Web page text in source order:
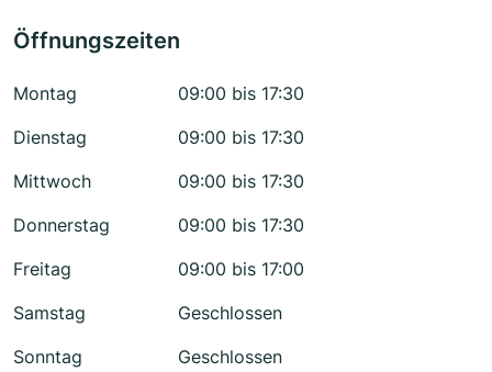
Öffnungszeiten
Montag
09:00 bis 17:30
Dienstag
09:00 bis 17:30
Mittwoch
09:00 bis 17:30
Donnerstag
09:00 bis 17:30
Freitag
09:00 bis 17:00
Samstag
Geschlossen
Sonntag
Geschlossen